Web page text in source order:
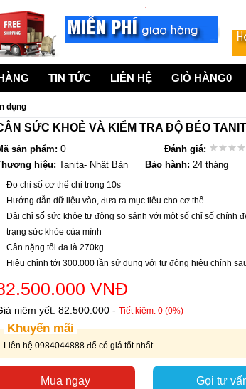
TIN TỨC LIÊN HỆ GIỎ HÀNG0
dụng
SỨC KHOẺ VÀ KIỂM TRA ĐỘ BÉO
sản phẩm: 0
Đánh giá:
hiệu: Tanita- Nhật Bản Bảo hành: 24 tháng
Đo chỉ số cơ thể chỉ trong 10s
Hướng dẫn dữ liệu vào, đưa ra mục tiêu cho cơ thể
Dải chỉ số sức khỏe tự động so sánh với một số chỉ số chính
trạng sức khỏe của mình
Cân nặng tối đa là 270kg
Hiệu chỉnh tới 300.000 lần sử dụng với tự động hiệu chỉnh
VNĐ
niêm yết: 82.500.000 - Tiết kiệm: 0 (0%)
Khuyến mãi
Liên hệ 0984044888 để có giá tốt nhất
Mua ngay Gọi tư